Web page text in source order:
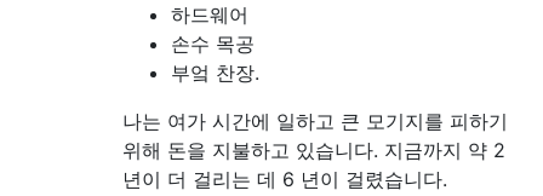
하드웨어
손수 목공
부엌 찬장.
나는 여가 시간에 일하고 큰 모기지를 피하기
위해 돈을 지불하고 있습니다. 지금까지 약 2
년이 더 걸리는 데 6 년이 걸렸습니다.